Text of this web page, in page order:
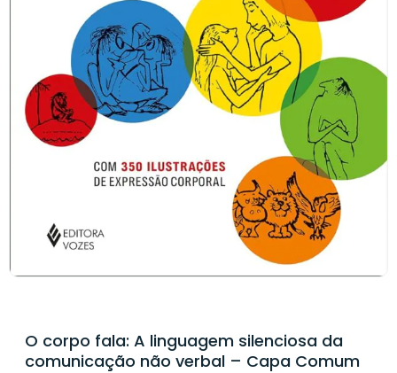
O corpo fala: A linguagem silenciosa da
comunicação não verbal – Capa Comum